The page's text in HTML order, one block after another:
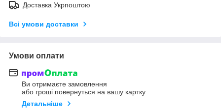
Доставка Укрпоштою
Всі умови доставки
Умови оплати
Ви отримаєте замовлення
або гроші повернуться на вашу картку
Детальніше